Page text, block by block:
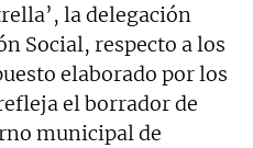
la delegación
Social, respecto a los
elaborado por los
el borrador de
municipal de